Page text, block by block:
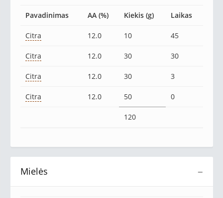
Pavadinimas AA (%) Kiekis (g) Laikas
Citra 12.0 10 45
Citra 12.0 30 30
Citra 12.0 30 3
Citra 12.0 50 0
120
−
Mielės